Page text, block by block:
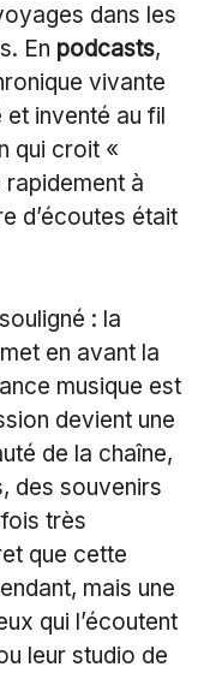
dans les
En podcasts,
vivante
et inventé au fil
qui croit «
à
d’écoutes était
: la
en avant la
musique est
devient une
de la chaîne,
des souvenirs
très
que cette
mais une
qui l’écoutent
leur studio de